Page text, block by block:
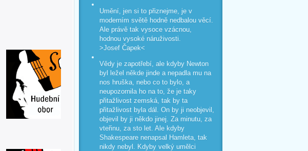
Umění, jen si to přiznejme, je v
moderním světě hodně nedbalou věcí.
Ale právě tak vysoce vzácnou,
hodnou vysoké náruživosti.
>Josef Čapek<
Vědy je zapotřebí, ale kdyby Newton
byl ležel někde jinde a nepadla mu na
nos hruška, nebo co to bylo, a
neupozornila ho na to, že je taky
přitažlivost zemská, tak by ta
přitažlivost byla dál. On by ji neobjevil,
objevil by ji někdo jinej. Za minutu, za
vteřinu, za sto let. Ale kdyby
Shakespeare nenapsal Hamleta, tak
nikdy nebyl. Kdyby velký umělci